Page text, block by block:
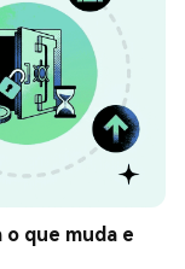
o que muda e